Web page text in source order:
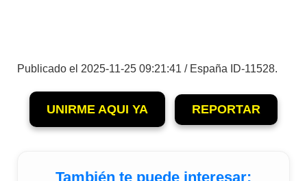
Publicado el 2025-11-25 09:21:41 / España ID-11528.
UNIRME AQUI YA REPORTAR
También te puede interesar: